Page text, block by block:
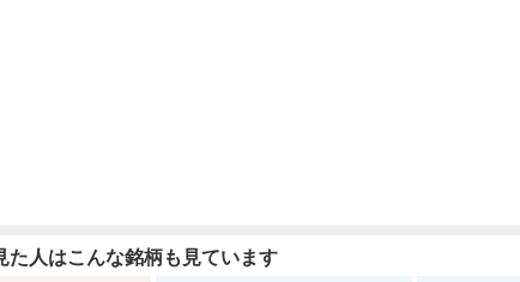
た人はこんな銘柄も見ています